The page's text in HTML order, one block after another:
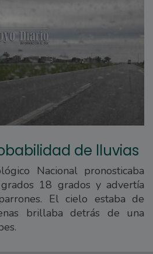
de lluvias
Nacional pronosticaba
18 grados y advertía
El cielo estaba de
brillaba detrás de una